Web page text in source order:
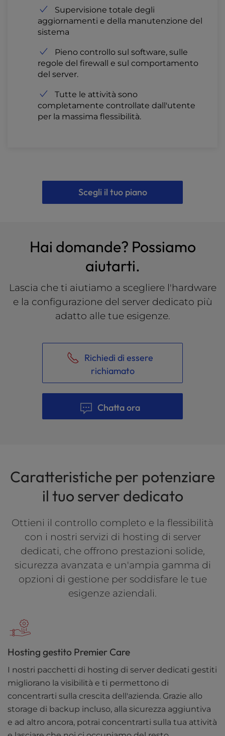
Supervisione totale degli
aggiornamenti e della manutenzione del
sistema
Pieno controllo sul software, sulle
regole del firewall e sul comportamento
del server.
Tutte le attività sono
completamente controllate dall'utente
per la massima flessibilità.
Scegli il tuo piano
Hai domande? Possiamo
aiutarti.
Lascia che ti aiutiamo a scegliere l'hardware
e la configurazione del server dedicato più
adatto alle tue esigenze.
Richiedi di essere
richiamato
Chatta ora
Caratteristiche per potenziare
il tuo server dedicato
Ottieni il controllo completo e la flessibilità
con i nostri servizi di hosting di server
dedicati, che offrono prestazioni solide,
sicurezza avanzata e un'ampia gamma di
opzioni di gestione per soddisfare le tue
esigenze aziendali.
Hosting gestito Premier Care
I nostri pacchetti di hosting di server dedicati gestiti
migliorano la visibilità e ti permettono di
concentrarti sulla crescita dell'azienda. Grazie allo
storage di backup incluso, alla sicurezza aggiuntiva
e ad altro ancora, potrai concentrarti sulla tua attività